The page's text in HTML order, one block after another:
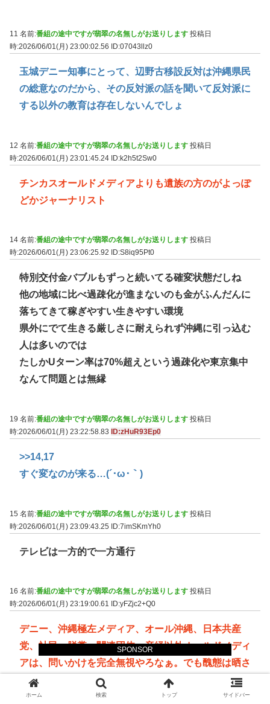
SPONSOR
11 名前:番組の途中ですが翡翠の名無しがお送りします 投稿日
時:2026/06/01(月) 23:00:02.56
ID:07043llz0
玉城デニー知事にとって、辺野古移設反対は沖縄県民
の総意なのだから、その反対派の話を聞いて反対派に
する以外の教育は存在しないんでしょ
12 名前:番組の途中ですが翡翠の名無しがお送りします 投稿日
時:2026/06/01(月) 23:01:45.24 ID:k2h5t2Sw0
チンカスオールドメディアよりも遺族の方のがよっぽ
どかジャーナリスト
14 名前:番組の途中ですが翡翠の名無しがお送りします 投稿日
時:2026/06/01(月) 23:06:25.92
ID:S8iq95Pt0
特別交付金バブルもずっと続いてる確変状態だしね
他の地域に比べ過疎化が進まないのも金がふんだんに
落ちてきて稼ぎやすい生きやすい環境
県外にでて生きる厳しさに耐えられず沖縄に引っ込む
人は多いのでは
たしかUターン率は70%超えという過疎化や東京集中
なんて問題とは無縁
19 名前:番組の途中ですが翡翠の名無しがお送りします 投稿日
時:2026/06/01(月) 23:22:58.83
ID:zHuR93Ep0
>>14,17
すぐ変なのが来る…(´･ω･｀)
15 名前:番組の途中ですが翡翠の名無しがお送りします 投稿日
時:2026/06/01(月) 23:09:43.25 ID:7imSKmYh0
テレビは一方的で一方通行
16 名前:番組の途中ですが翡翠の名無しがお送りします 投稿日
時:2026/06/01(月) 23:19:00.61
ID:yFZjc2+Q0
デニー、沖縄極左メディア、オール沖縄、日本共産
党、社民、脱糞、関連団体、産経以外オールドメディ
アは、問いかけを完全無視やろなぁ。でも醜態は晒さ
ざるを得ない
ホーム 検索 トップ サイドバー